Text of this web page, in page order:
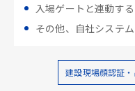
入場ゲートと連動す
その他、自社システ
建設現場顔認証